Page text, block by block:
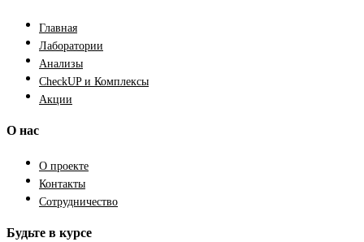
Главная
Лаборатории
Анализы
CheckUP и Комплексы
Акции
О нас
О проекте
Контакты
Сотрудничество
Будьте в курсе